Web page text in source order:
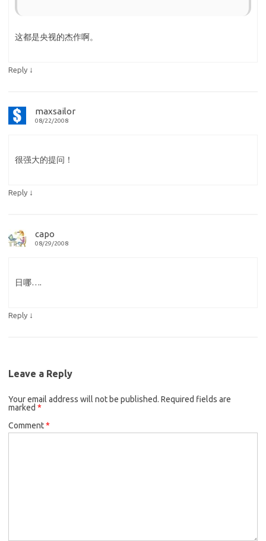
这都是央视的杰作啊。
Reply ↓
maxsailor
08/22/2008
很强大的提问！
Reply ↓
capo
08/29/2008
日哪….
Reply ↓
Leave a Reply
Your email address will not be published. Required fields are
marked *
Comment*